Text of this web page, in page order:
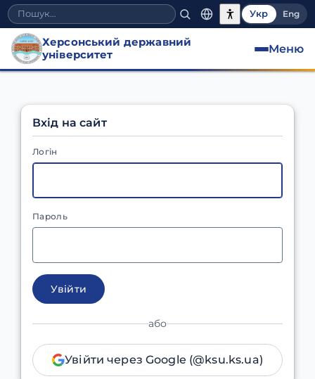
Укр Eng
Херсонський державний
університет
Меню
Вхід на сайт
Логін
Пароль
Увійти
або
Увійти через Google (@ksu.ks.ua)